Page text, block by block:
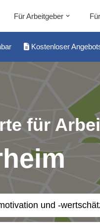
Für Arbeitgeber
Kostenloser
für
und -